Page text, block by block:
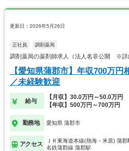
更新日：2026年5月26日
正社員 調剤薬局
調剤薬局の薬剤師求人（法人名非公開 ※詳
【愛知県蒲郡市】年収700万
／未経験歓迎
給与
【月収】30.0万円～50.0万円
【年収】500万円～700万円
勤務地 愛知県 蒲郡市
アクセス
ＪＲ東海道本線(熱海－米原) 蒲郡
名鉄蒲郡線 蒲郡駅